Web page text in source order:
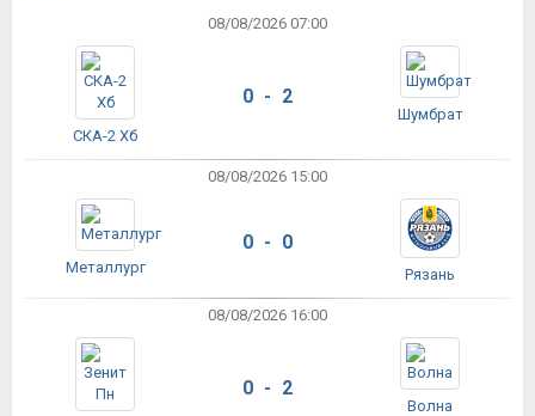
08/08/2026 07:00
СКА-2 Хб
0 - 2
Шумбрат
08/08/2026 15:00
Металлург
0 - 0
Рязань
08/08/2026 16:00
0 - 2
Волна